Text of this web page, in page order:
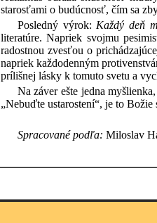
starosťami o budúcnosť, čím sa
Posledný výrok: Každý deň
literatúre. Napriek svojmu
radostnou zvesťou o
napriek každodenným
prílišnej lásky k tomuto svetu a
Na záver ešte jedna
„Nebuďte ustarostení“, je to
Spracované podľa: Miloslav